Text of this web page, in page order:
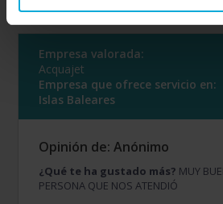
Empresa valorada:
Acquajet
Empresa que ofrece servicio en:
Islas Baleares
Opinión de: Anónimo
¿Qué te ha gustado más? MUY
PERSONA QUE NOS ATENDIÓ